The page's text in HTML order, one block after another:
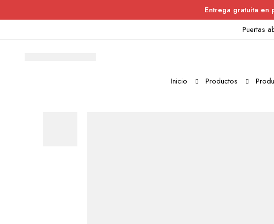
Entrega gratuita en
Puertas
Inicio Productos